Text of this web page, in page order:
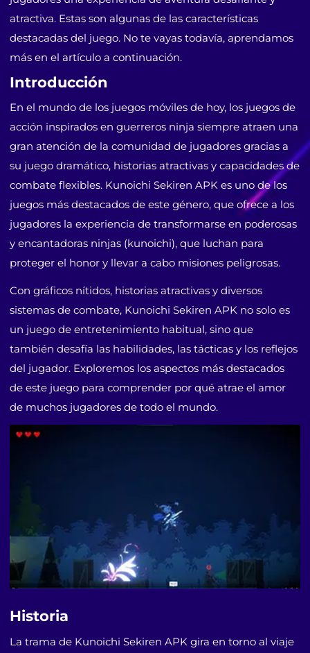
atractiva. Estas son algunas de las características
destacadas del juego. No te vayas todavía, aprendamos
más en el artículo a continuación.
Introducción
En el mundo de los juegos móviles de hoy, los juegos de
acción inspirados en guerreros ninja siempre atraen una
gran atención de la comunidad de jugadores gracias a
su juego dramático, historias atractivas y capacidades de
combate flexibles. Kunoichi Sekiren APK es uno de los
juegos más destacados de este género, que ofrece a los
jugadores la experiencia de transformarse en poderosas
y encantadoras ninjas (kunoichi), que luchan para
proteger el honor y llevar a cabo misiones peligrosas.
Con gráficos nítidos, historias atractivas y diversos
sistemas de combate, Kunoichi Sekiren APK no solo es
un juego de entretenimiento habitual, sino que
también desafía las habilidades, las tácticas y los reflejos
del jugador. Exploremos los aspectos más destacados
de este juego para comprender por qué atrae el amor
de muchos jugadores de todo el mundo.
Historia
La trama de Kunoichi Sekiren APK gira en torno al viaje